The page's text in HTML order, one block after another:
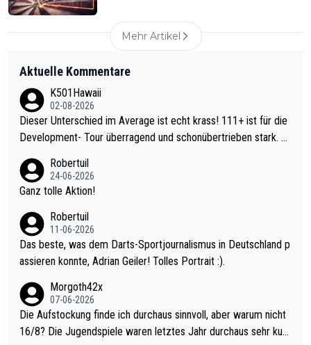
Mehr Artikel
Aktuelle Kommentare
K501Hawaii
02-08-2026
Dieser Unterschied im Average ist echt krass! 111+ ist für die
Development- Tour überragend und schonübertrieben stark. U
mal 40+ erst recht. Da gewinnst keinen Blumentopf - ist ja noc
h krasser wie ein Pokalspiel eines Kreisligisten vs einem Bund
Robertuil
24-06-2026
Ganz tolle Aktion!
Robertuil
11-06-2026
Das beste, was dem Darts-Sportjournalismus in Deutschland p
assieren konnte, Adrian Geiler! Tolles Portrait :).
Morgoth42x
07-06-2026
Die Aufstockung finde ich durchaus sinnvoll, aber warum nicht
16/8? Die Jugendspiele waren letztes Jahr durchaus sehr kurz